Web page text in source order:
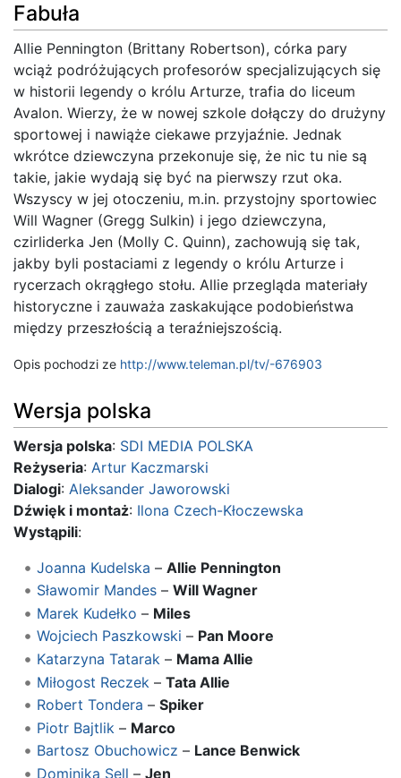
Fabuła
Allie Pennington (Brittany Robertson), córka pary
wciąż podróżujących profesorów specjalizujących się
w historii legendy o królu Arturze, trafia do liceum
Avalon. Wierzy, że w nowej szkole dołączy do drużyny
sportowej i nawiąże ciekawe przyjaźnie. Jednak
wkrótce dziewczyna przekonuje się, że nic tu nie są
takie, jakie wydają się być na pierwszy rzut oka.
Wszyscy w jej otoczeniu, m.in. przystojny sportowiec
Will Wagner (Gregg Sulkin) i jego dziewczyna,
czirliderka Jen (Molly C. Quinn), zachowują się tak,
jakby byli postaciami z legendy o królu Arturze i
rycerzach okrągłego stołu. Allie przegląda materiały
historyczne i zauważa zaskakujące podobieństwa
między przeszłością a teraźniejszością.
Opis pochodzi ze http://www.teleman.pl/tv/-676903
Wersja polska
Wersja polska: SDI MEDIA POLSKA
Reżyseria: Artur Kaczmarski
Dialogi: Aleksander Jaworowski
Dźwięk i montaż: Ilona Czech-Kłoczewska
Wystąpili:
Joanna Kudelska – Allie Pennington
Sławomir Mandes– Will Wagner
Marek Kudełko – Miles
Wojciech Paszkowski – Pan Moore
Katarzyna Tatarak – Mama Allie
Miłogost Reczek – Tata Allie
Robert Tondera – Spiker
Piotr Bajtlik – Marco
Bartosz Obuchowicz – Lance Benwick
Dominika Sell – Jen